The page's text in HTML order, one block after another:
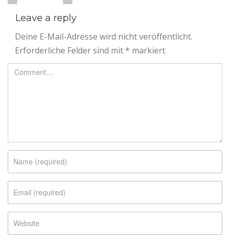
Leave a reply
Deine E-Mail-Adresse wird nicht veröffentlicht.
Erforderliche Felder sind mit* markiert